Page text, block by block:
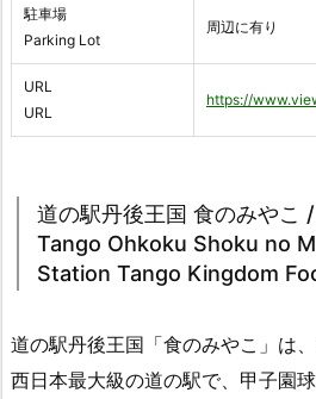
駐車場
Parking Lot
周辺に有り
URL
URL
https://
道の駅丹後王国 食のみやこ
Tango Ohkoku Shoku no
Station Tango Kingdom
道の駅丹後王国「食のみやこ」は
西日本最大級の道の駅で、甲子園